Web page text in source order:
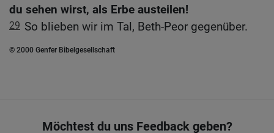
du sehen wirst, als Erbe austeilen!
29 So blieben wir im Tal, Beth-Peor gegenüber.
© 2000 Genfer Bibelgesellschaft
Möchtest du uns Feedback geben?